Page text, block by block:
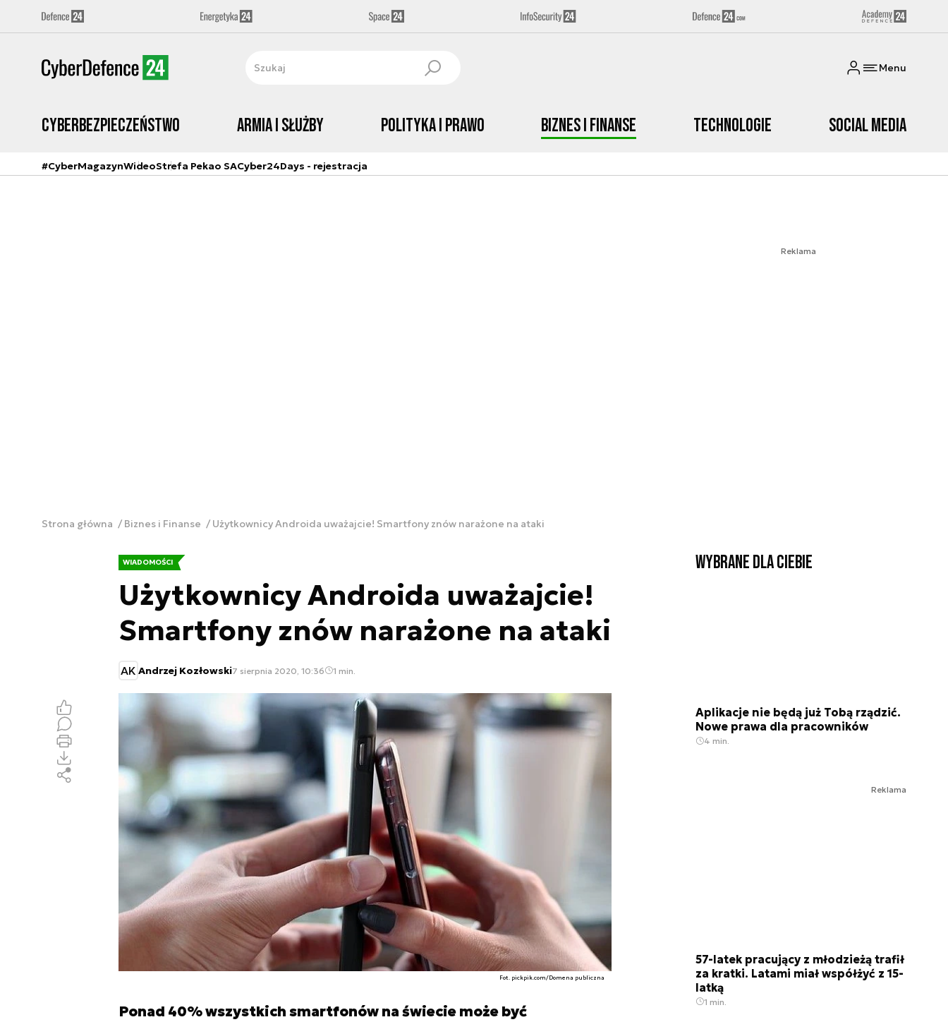
Menu
Cyberbezpieczeństwo Armia i Służby Polityka i prawo Biznes i Finanse Technologie Social media
#CyberMagazynWideoStrefa Pekao SACyber24Days - rejestracja
Reklama
Strona główna Biznes i Finanse Użytkownicy Androida uważajcie! Smartfony znów narażone na ataki
WIADOMOŚCI
Użytkownicy Androida uważajcie!
Smartfony znów narażone na ataki
AK Andrzej Kozłowski7 sierpnia 2020, 10:36 1 min.
Fot. pickpik.com/Domena publiczna
Ponad 40% wszystkich smartfonów na świecie może być
Wybrane dla Ciebie
Aplikacje nie będą już Tobą rządzić.
Nowe prawa dla pracowników
4 min.
Reklama
57-latek pracujący z młodzieżą trafił
za kratki. Latami miał współżyć z 15-
latką
1 min.